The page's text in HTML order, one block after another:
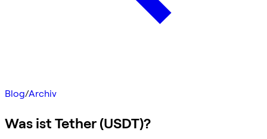
Blog/Archiv
Was ist Tether (USDT)?